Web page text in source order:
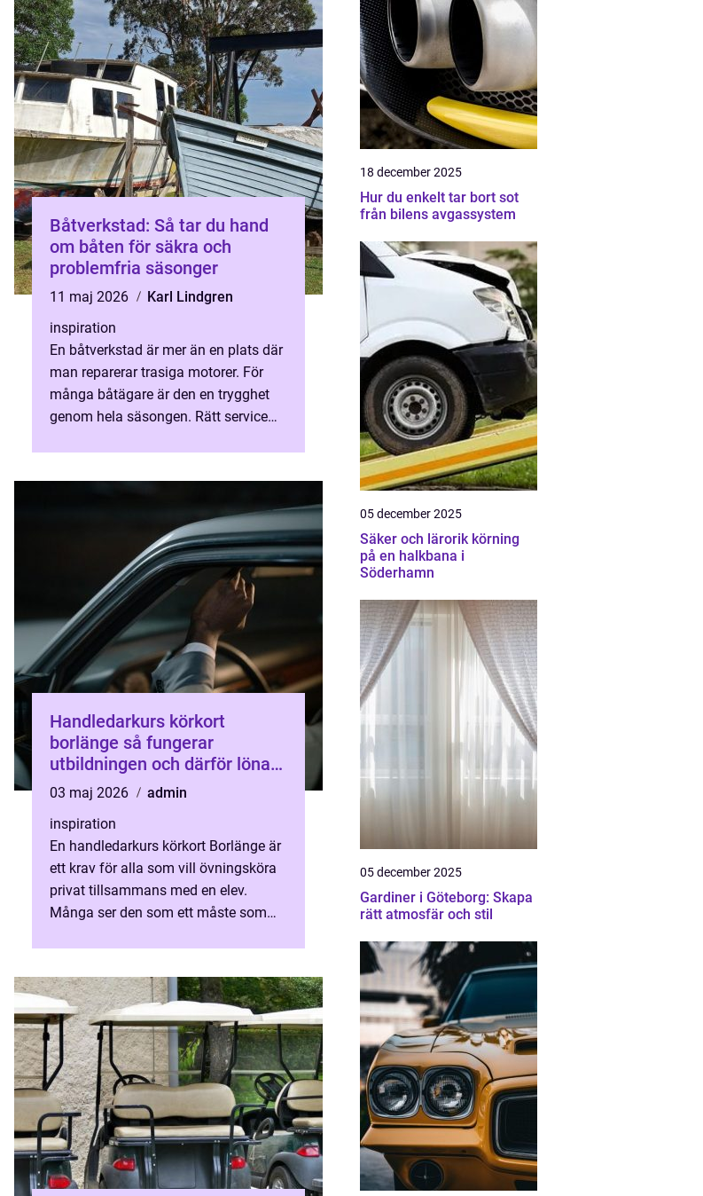
Båtverkstad: Så tar du hand
om båten för säkra och
problemfria säsonger
11 maj 2026
Karl Lindgren
inspiration
En båtverkstad är mer än en plats där
man reparerar trasiga motorer. För
många båtägare är den en trygghet
genom hela säsongen. Rätt service
Handledarkurs körkort
borlänge så fungerar
utbildningen och därför lönar
den sig
03 maj 2026
admin
inspiration
En handledarkurs körkort Borlänge är
ett krav för alla som vill övningsköra
privat tillsammans med en elev.
Många ser den som ett måste som
18 december 2025
Hur du enkelt tar bort sot
från bilens avgassystem
05 december 2025
Säker och lärorik körning
på en halkbana i
Söderhamn
05 december 2025
Gardiner i Göteborg: Skapa
rätt atmosfär och stil